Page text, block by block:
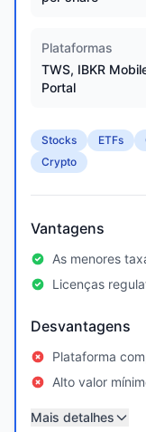
Plataformas
TWS, IBKR
Portal
Stocks ETFs
Crypto
Vantagens
As menores
Licenças
Desvantagens
Plataforma
Alto valor
Mais detalhes